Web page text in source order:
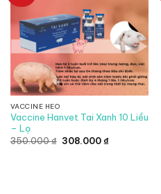
VACCINE HEO
Vaccine Hanvet Tai Xanh 10 Liều
– Lọ
350.000₫ Giá
308.000₫Giá